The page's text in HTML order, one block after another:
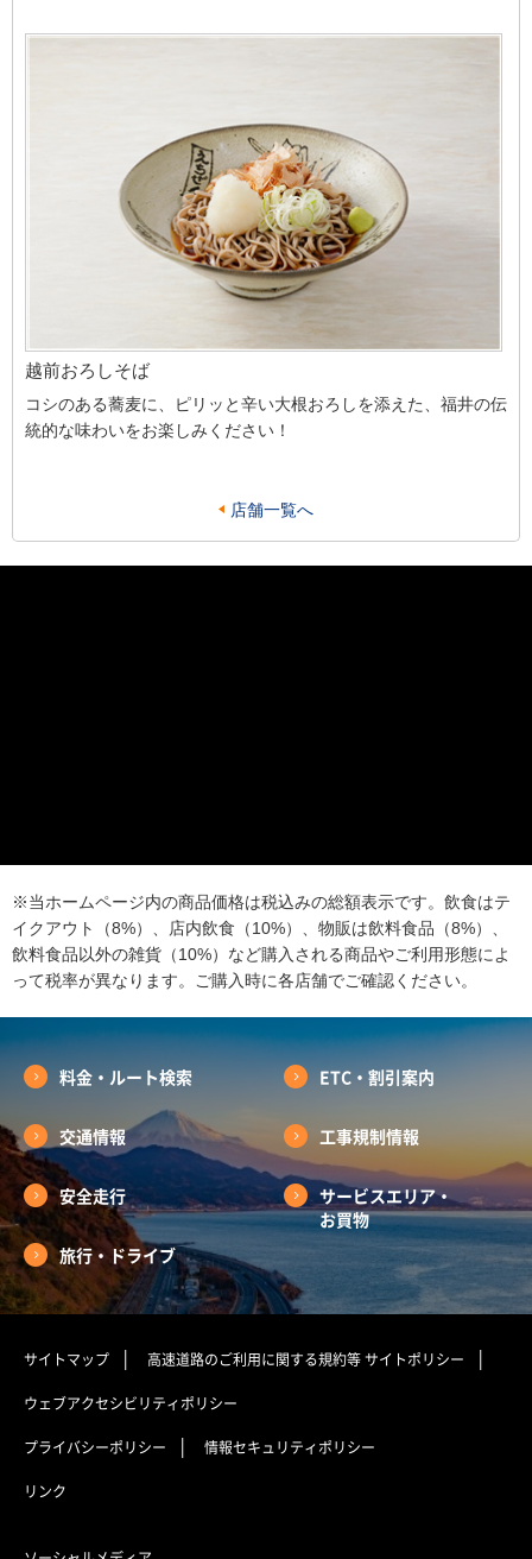
越前おろしそば
コシのある蕎麦に、ピリッと辛い大根おろしを添えた、福井の伝
統的な味わいをお楽しみください！
店舗一覧へ
※当ホームページ内の商品価格は税込みの総額表示です。飲食はテ
イクアウト（8%）、店内飲食（10%）、物販は飲料食品（8%）、
飲料食品以外の雑貨（10%）など購入される商品やご利用形態によ
って税率が異なります。ご購入時に各店舗でご確認ください。
料金・ルート検索 ETC・割引案内
交通情報 工事規制情報
安全走行
サービスエリア・
お買物
旅行・ドライブ
サイトマップ 高速道路のご利用に関する規約等サイトポリシー
ウェブアクセシビリティポリシー
プライバシーポリシー 情報セキュリティポリシー
リンク